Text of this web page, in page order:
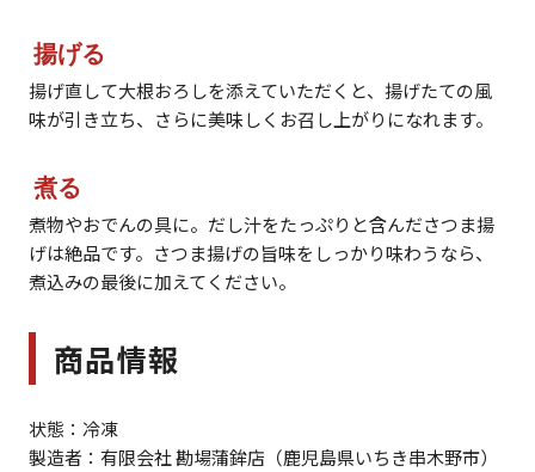
揚げる
揚げ直して大根おろしを添えていただくと、揚げたての風
味が引き立ち、さらに美味しくお召し上がりになれます。
煮る
煮物やおでんの具に。だし汁をたっぷりと含んださつま揚
げは絶品です。さつま揚げの旨味をしっかり味わうなら、
煮込みの最後に加えてください。
商品情報
状態：冷凍
製造者：有限会社 勘場蒲鉾店（鹿児島県いちき串木野市）